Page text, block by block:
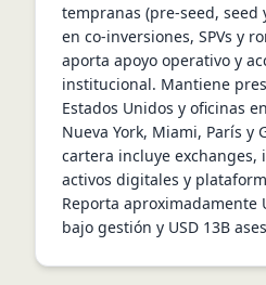
tempranas (pre-seed, seed
en co-inversiones, SPVs y
aporta apoyo operativo y
institucional. Mantiene
Estados Unidos y oficinas
Nueva York, Miami, París y
cartera incluye
activos digitales y
Reporta aproximadamente
bajo gestión y USD 13B